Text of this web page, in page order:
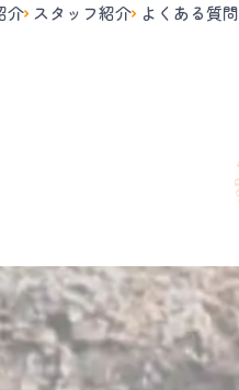
介 スタッフ紹介 よくある質問